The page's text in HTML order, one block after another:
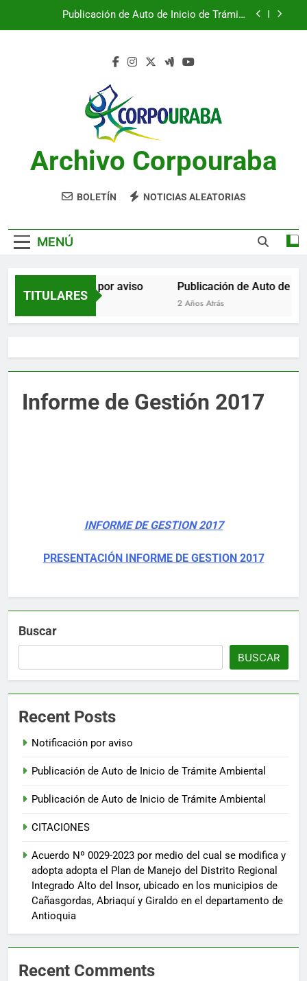
Publicación de Auto de Inicio de Trámite
Notificación por aviso
Publicación de Auto de Inicio de Trámite
Publicación de Auto de Inicio de Trámite
CITACIONES
Archivo Corpouraba
BOLETÍN NOTICIAS ALEATORIAS
MENÚ
TITULARES
Notificación por aviso
2 Años Atrás
Publicación de Auto de
2 Años Atrás
Informe de Gestión 2017
INFORME DE GESTION 2017
PRESENTACIÓN INFORME DE GESTION 2017
Buscar
BUSCAR
Recent Posts
Notificación por aviso
Publicación de Auto de Inicio de Trámite Ambiental
Publicación de Auto de Inicio de Trámite Ambiental
CITACIONES
Acuerdo Nº 0029-2023 por medio del cual se modifica y
adopta adopta el Plan de Manejo del Distrito Regional
Integrado Alto del Insor, ubicado en los municipios de
Cañasgordas, Abriaquí y Giraldo en el departamento de
Antioquia
Recent Comments